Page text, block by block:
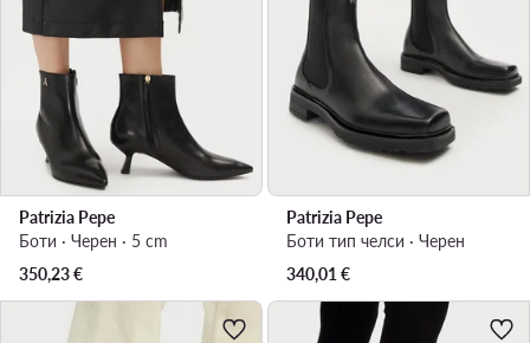
Patrizia Pepe
Боти · Черен · 5 cm
350,23€
Patrizia Pepe
Боти тип челси · Черен
340,01 €